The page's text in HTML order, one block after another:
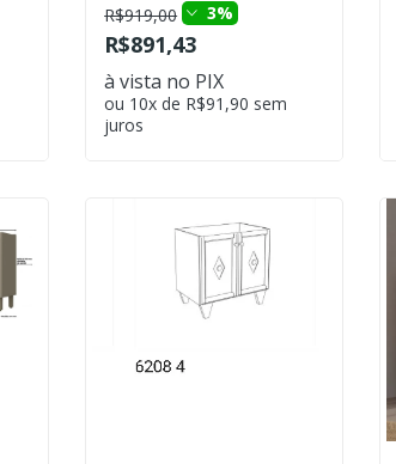
R$919,00
3%
R$891,43
à vista no PIX
ou 10x de R$91,90 sem
juros